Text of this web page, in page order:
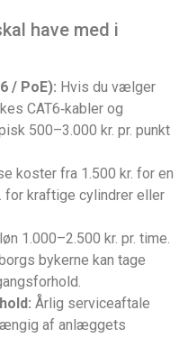
have med i
/ PoE): Hvis du vælger
CAT6‑kabler og
500–3.000 kr. pr. punkt
koster fra 1.500 kr. for en
for kraftige cylindrer eller
1.000–2.500 kr. pr. time.
bykerne kan tage
Årlig serviceaftale
af anlæggets